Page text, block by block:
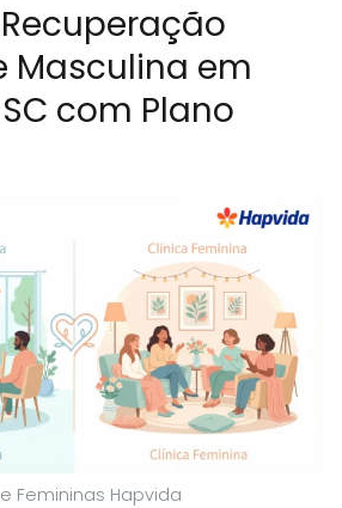
Masculina em
com Plano
Femininas Hapvida